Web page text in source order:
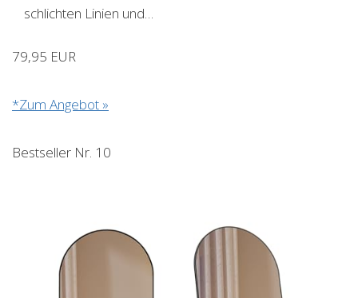
schlichten Linien und…
79,95 EUR
*Zum Angebot »
Bestseller Nr. 10